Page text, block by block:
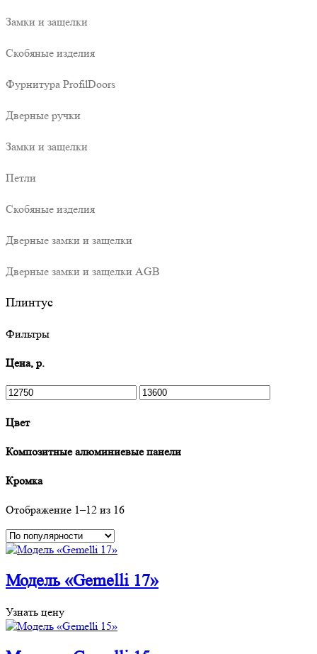
Замки и защелки
Скобяные изделия
Фурнитура ProfilDoors
Дверные ручки
Замки и защелки
Петли
Скобяные изделия
Дверные замки и защелки
Дверные замки и защелки AGB
Плинтус
Фильтры
Цена, р.
Цвет
Композитные алюминиевые панели
Кромка
Отображение 1–12 из 16
Модель «Gemelli 17»
Узнать цену